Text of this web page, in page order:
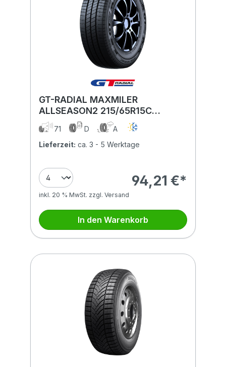
GT-RADIAL MAXMILER
ALLSEASON2 215/65R15C
104/102T BSW
71 D
A
Lieferzeit: ca. 3 - 5 Werktage
94,21 €*
inkl. 20 % MwSt. zzgl. Versand
In den Warenkorb